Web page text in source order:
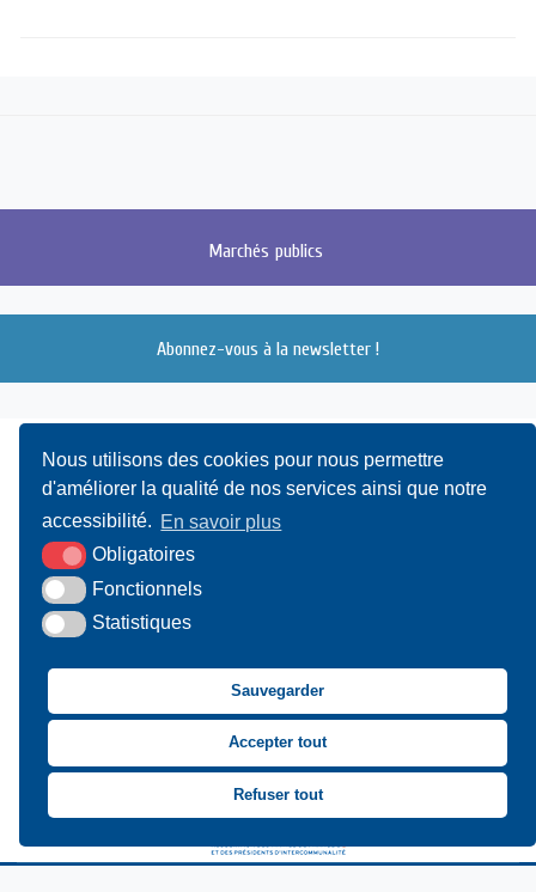
Nous utilisons des cookies pour nous permettre
d'améliorer la qualité de nos services ainsi que notre
accessibilité. En savoir plus
Obligatoires
Fonctionnels
Statistiques
Sauvegarder
Accepter tout
Refuser tout
Marchés publics
Abonnez-vous à la newsletter !
UAMC- 4, Bis Avenue du Canada - 14000 CAEN
Suivez-nous sur Facebook
Suivez-nous sur X
Suivez-nous sur LinkedIn
Suivez-nous sur